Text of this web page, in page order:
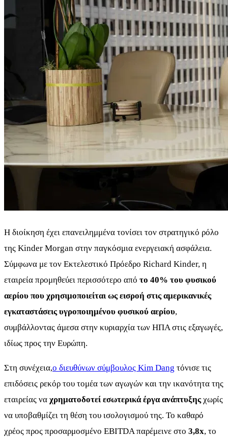
Η διοίκηση έχει επανειλημμένα τονίσει τον στρατηγικό ρόλο
της Kinder Morgan στην παγκόσμια ενεργειακή ασφάλεια.
Σύμφωνα με τον Εκτελεστικό Πρόεδρο Richard Kinder, η
εταιρεία προμηθεύει περισσότερο από το 40% του φυσικού
αερίου που χρησιμοποιείται ως εισροή στις αμερικανικές
εγκαταστάσεις υγροποιημένου φυσικού αερίου,
συμβάλλοντας άμεσα στην κυριαρχία των ΗΠΑ στις εξαγωγές,
ιδίως προς την Ευρώπη.
Στη συνέχεια,ο διευθύνων σύμβουλος Kim Dang τόνισε τις
επιδόσεις ρεκόρ του τομέα των αγωγών και την ικανότητα της
εταιρείας να χρηματοδοτεί εσωτερικά έργα ανάπτυξηςχωρίς
να υποβαθμίζει τη θέση του ισολογισμού της. Το καθαρό
χρέος προς προσαρμοσμένο EBITDA παρέμεινε στο 3,8x, το